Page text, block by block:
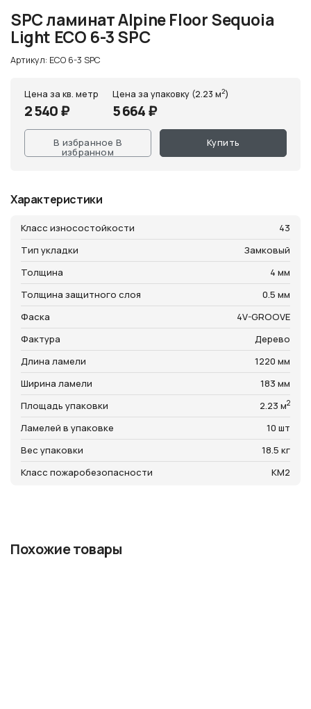
SPC ламинат Alpine Floor Sequoia
Light ЕСО 6-3 SPC
Артикул: ЕСО 6-3 SPC
Цена за кв. метр
2 540 ₽
Цена за упаковку (2.23 м2)
5 664 ₽
В избранное В
избранном
Купить
Характеристики
Класс износостойкости
43
Тип укладки
Замковый
Толщина
4 мм
Толщина защитного слоя
0.5 мм
Фаска
4V-GROOVE
Фактура
Дерево
Длина ламели
1220 мм
Ширина ламели
183 мм
Площадь упаковки
2.23 м2
Ламелей в упаковке
10 шт
Вес упаковки
18.5 кг
Класс пожаробезопасности
КМ2
Похожие товары